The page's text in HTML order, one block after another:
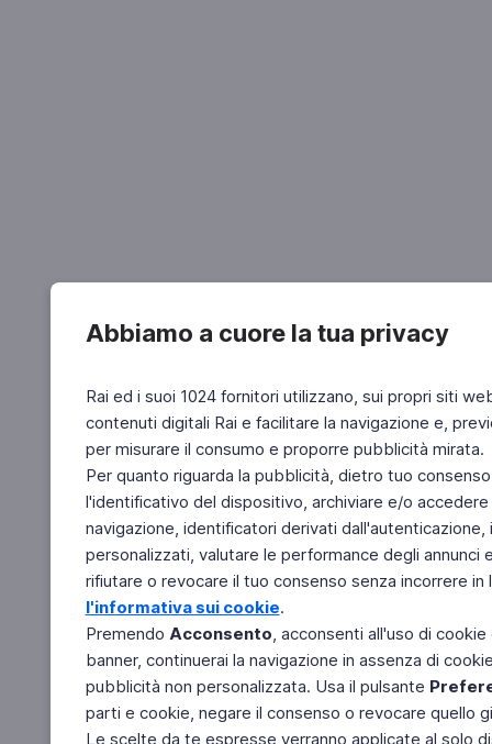
Abbiamo a cuore la tua privacy
Rai ed i suoi 1024 fornitori utilizzano, sui propri siti
contenuti digitali Rai e facilitare la navigazione e,
per misurare il consumo e proporre pubblicità mirata.
Per quanto riguarda la pubblicità, dietro tuo
l'identificativo del dispositivo, archiviare e/o
navigazione, identificatori derivati
personalizzati, valutare le performance degli
rifiutare o revocare il tuo consenso senza incorrere
l'informativa sui cookie.
Premendo Acconsento, acconsenti all'uso di
banner, continuerai la navigazione in assenza di
pubblicità non personalizzata. Usa il pulsante
parti e cookie, negare il consenso o revocare quello
Le scelte da te espresse verranno applicate al solo